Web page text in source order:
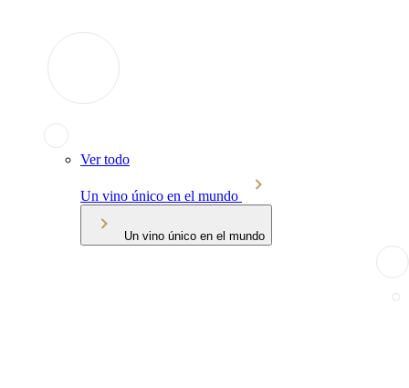
Ver todo
Un vino único en el mundo
Un vino único en el mundo